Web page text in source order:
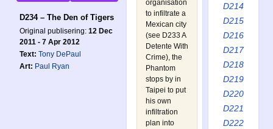
D234 – The Den of Tigers
Original publisering: 12 Dec
2011 - 7 Apr 2012
Text: Tony DePaul
Art: Paul Ryan
organisation
to infiltrate a
Mexican city
(see D233 A
Detente With
Crime), the
Phantom
stops by in
Taipei to put
his own
infiltration
plan into
D214
D215
D216
D217
D218
D219
D220
D221
D222